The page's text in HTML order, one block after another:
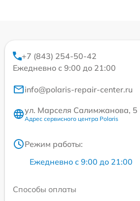
+7 (843) 254-50-42
Ежедневно с 9:00 до 21:00
info@polaris-repair-center.ru
ул. Марселя Салимжанова, 5
Адрес сервисного центра Polaris
Режим работы:
Ежедневно с 9:00 до 21:00
Способы оплаты